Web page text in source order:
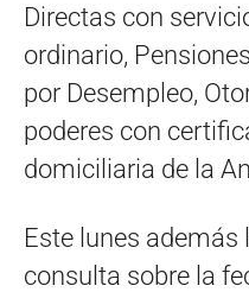
Directas con
ordinario,
por Desempleo,
poderes con
domiciliaria de la
Este lunes además
consulta sobre la